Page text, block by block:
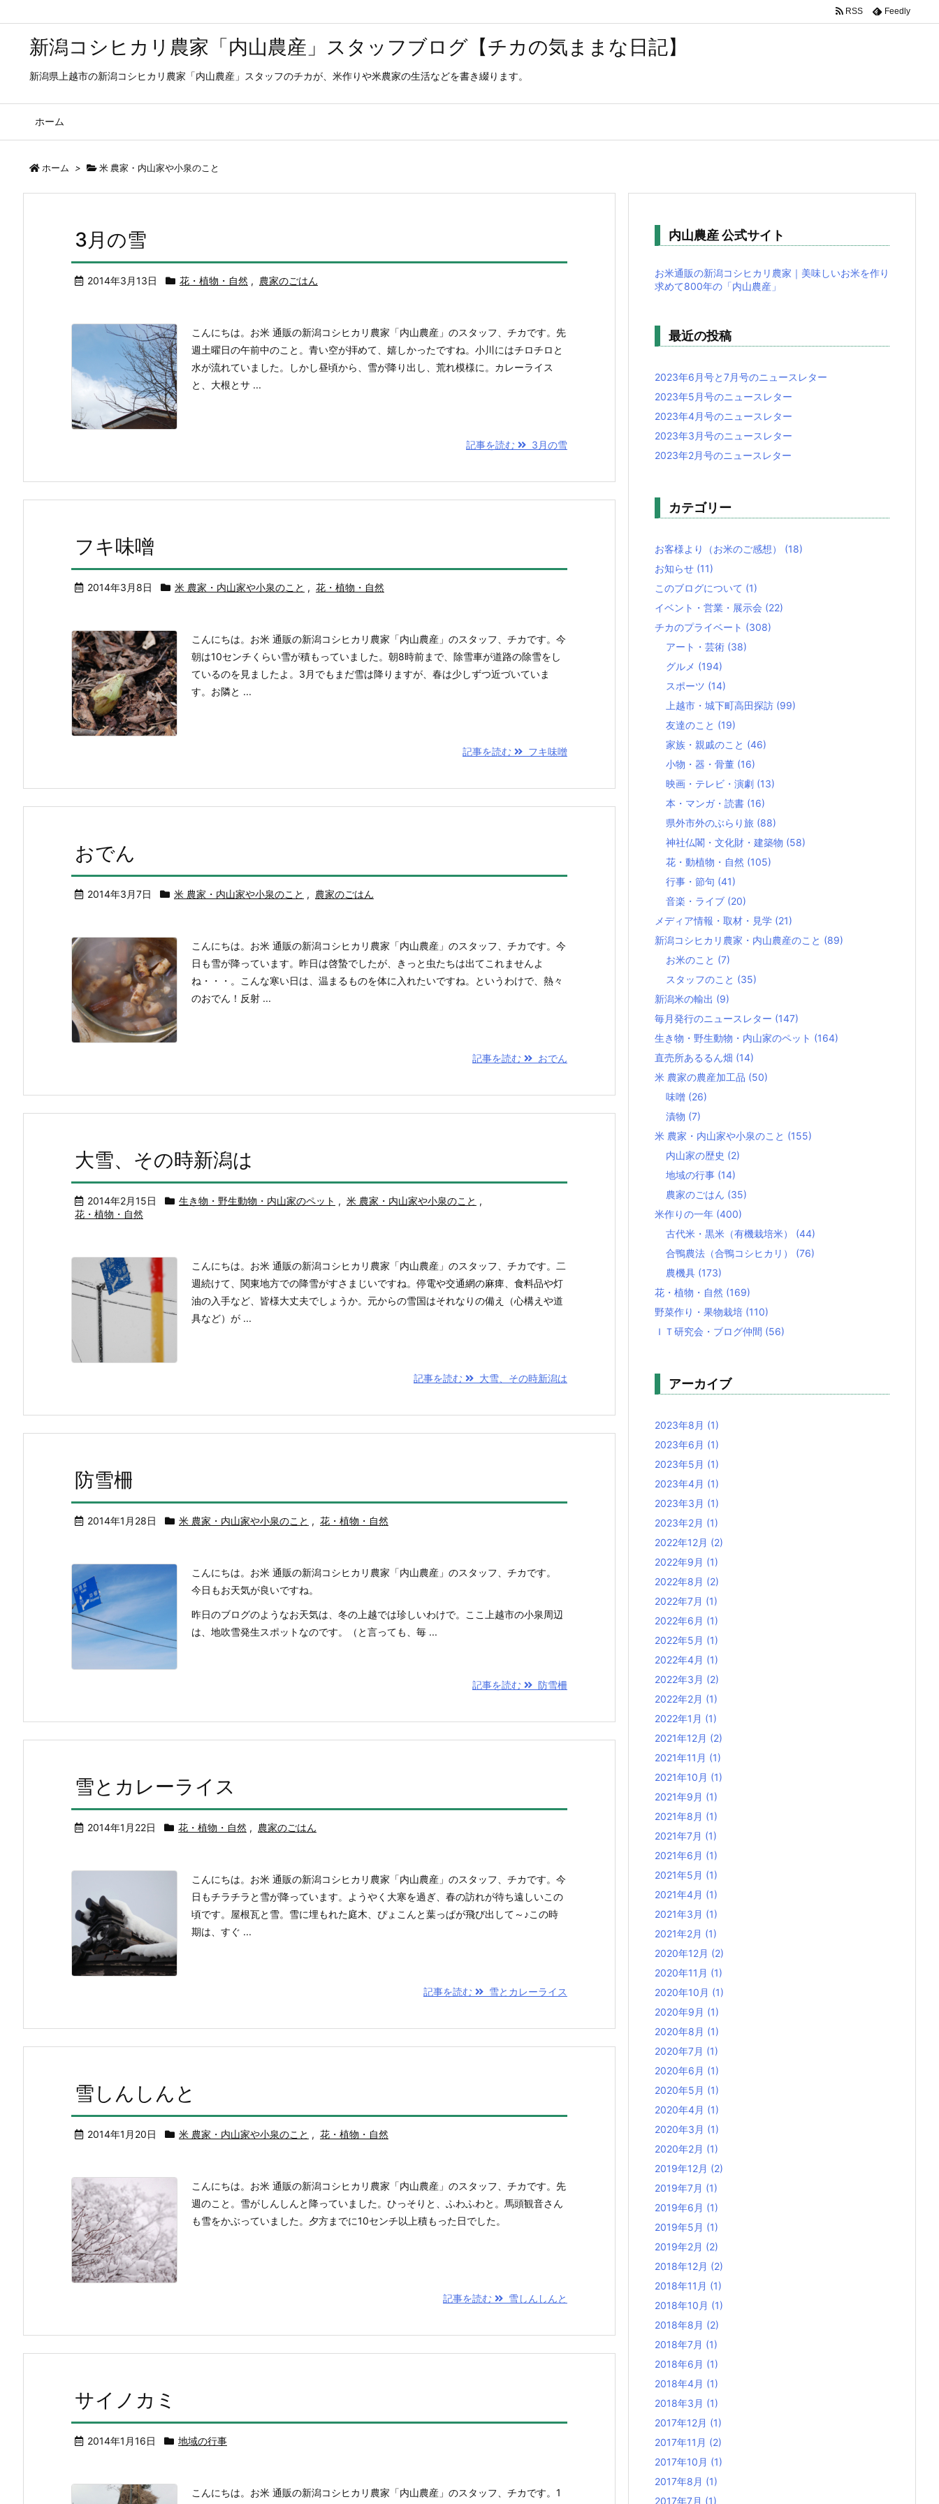
新潟コシヒカリ農家「内山農産」スタッフブログ【チカの気ままな日記】
新潟県上越市の新潟コシヒカリ農家「内山農産」スタッフのチカが、米作りや米農家の生活などを書き綴ります。
ホーム
RSS Feedly
ホーム > 米 農家・内山家や小泉のこと
3月の雪
2014年3月13日 花・植物・自然 , 農家のごはん
こんにちは。お米 通販の新潟コシヒカリ農家「内山農産」のスタッフ、チカです。先
週土曜日の午前中のこと。青い空が拝めて、嬉しかったですね。小川にはチロチロと
水が流れていました。しかし昼頃から、雪が降り出し、荒れ模様に。カレーライス
と、大根とサ ...
記事を読む 3月の雪
フキ味噌
2014年3月8日 米 農家・内山家や小泉のこと , 花・植物・自然
こんにちは。お米 通販の新潟コシヒカリ農家「内山農産」のスタッフ、チカです。今
朝は10センチくらい雪が積もっていました。朝8時前まで、除雪車が道路の除雪をし
ているのを見ましたよ。3月でもまだ雪は降りますが、春は少しずつ近づいていま
す。お隣と ...
記事を読む フキ味噌
おでん
2014年3月7日 米 農家・内山家や小泉のこと , 農家のごはん
こんにちは。お米 通販の新潟コシヒカリ農家「内山農産」のスタッフ、チカです。今
日も雪が降っています。昨日は啓蟄でしたが、きっと虫たちは出てこれませんよ
ね・・・。こんな寒い日は、温まるものを体に入れたいですね。というわけで、熱々
のおでん！反射 ...
記事を読む おでん
大雪、その時新潟は
2014年2月15日 生き物・野生動物・内山家のペット , 米 農家・内山家や小泉のこと ,
花・植物・自然
こんにちは。お米 通販の新潟コシヒカリ農家「内山農産」のスタッフ、チカです。二
週続けて、関東地方での降雪がすさまじいですね。停電や交通網の麻痺、食料品や灯
油の入手など、皆様大丈夫でしょうか。元からの雪国はそれなりの備え（心構えや道
具など）が ...
記事を読む 大雪、その時新潟は
防雪柵
2014年1月28日 米 農家・内山家や小泉のこと , 花・植物・自然
こんにちは。お米 通販の新潟コシヒカリ農家「内山農産」のスタッフ、チカです。
今日もお天気が良いですね。
昨日のブログのようなお天気は、冬の上越では珍しいわけで。ここ上越市の小泉周辺
は、地吹雪発生スポットなのです。（と言っても、毎 ...
記事を読む 防雪柵
雪とカレーライス
2014年1月22日 花・植物・自然 , 農家のごはん
こんにちは。お米 通販の新潟コシヒカリ農家「内山農産」のスタッフ、チカです。今
日もチラチラと雪が降っています。ようやく大寒を過ぎ、春の訪れが待ち遠しいこの
頃です。屋根瓦と雪。雪に埋もれた庭木、ぴょこんと葉っぱが飛び出して～♪この時
期は、すぐ ...
記事を読む 雪とカレーライス
雪しんしんと
2014年1月20日 米 農家・内山家や小泉のこと , 花・植物・自然
こんにちは。お米 通販の新潟コシヒカリ農家「内山農産」のスタッフ、チカです。先
週のこと。雪がしんしんと降っていました。ひっそりと、ふわふわと。馬頭観音さん
も雪をかぶっていました。夕方までに10センチ以上積もった日でした。
記事を読む 雪しんしんと
サイノカミ
2014年1月16日 地域の行事
こんにちは。お米 通販の新潟コシヒカリ農家「内山農産」のスタッフ、チカです。1
内山農産 公式サイト
お米通販の新潟コシヒカリ農家｜美味しいお米を作り
求めて800年の「内山農産」
最近の投稿
2023年6月号と7月号のニュースレター
2023年5月号のニュースレター
2023年4月号のニュースレター
2023年3月号のニュースレター
2023年2月号のニュースレター
カテゴリー
お客様より（お米のご感想） (18)
お知らせ (11)
このブログについて (1)
イベント・営業・展示会 (22)
チカのプライベート (308)
アート・芸術 (38)
グルメ (194)
スポーツ (14)
上越市・城下町高田探訪 (99)
友達のこと (19)
家族・親戚のこと (46)
小物・器・骨董 (16)
映画・テレビ・演劇 (13)
本・マンガ・読書 (16)
県外市外のぶらり旅 (88)
神社仏閣・文化財・建築物 (58)
花・動植物・自然 (105)
行事・節句 (41)
音楽・ライブ (20)
メディア情報・取材・見学 (21)
新潟コシヒカリ農家・内山農産のこと (89)
お米のこと (7)
スタッフのこと (35)
新潟米の輸出 (9)
毎月発行のニュースレター (147)
生き物・野生動物・内山家のペット (164)
直売所あるるん畑 (14)
米 農家の農産加工品 (50)
味噌 (26)
漬物 (7)
米 農家・内山家や小泉のこと (155)
内山家の歴史 (2)
地域の行事 (14)
農家のごはん (35)
米作りの一年 (400)
古代米・黒米（有機栽培米） (44)
合鴨農法（合鴨コシヒカリ） (76)
農機具 (173)
花・植物・自然 (169)
野菜作り・果物栽培 (110)
ＩＴ研究会・ブログ仲間 (56)
アーカイブ
2023年8月 (1)
2023年6月 (1)
2023年5月 (1)
2023年4月 (1)
2023年3月 (1)
2023年2月 (1)
2022年12月 (2)
2022年9月 (1)
2022年8月 (2)
2022年7月 (1)
2022年6月 (1)
2022年5月 (1)
2022年4月 (1)
2022年3月 (2)
2022年2月 (1)
2022年1月 (1)
2021年12月 (2)
2021年11月 (1)
2021年10月 (1)
2021年9月 (1)
2021年8月 (1)
2021年7月 (1)
2021年6月 (1)
2021年5月 (1)
2021年4月 (1)
2021年3月 (1)
2021年2月 (1)
2020年12月 (2)
2020年11月 (1)
2020年10月 (1)
2020年9月 (1)
2020年8月 (1)
2020年7月 (1)
2020年6月 (1)
2020年5月 (1)
2020年4月 (1)
2020年3月 (1)
2020年2月 (1)
2019年12月 (2)
2019年7月 (1)
2019年6月 (1)
2019年5月 (1)
2019年2月 (2)
2018年12月 (2)
2018年11月 (1)
2018年10月 (1)
2018年8月 (2)
2018年7月 (1)
2018年6月 (1)
2018年4月 (1)
2018年3月 (1)
2017年12月 (1)
2017年11月 (2)
2017年10月 (1)
2017年8月 (1)
2017年7月 (1)